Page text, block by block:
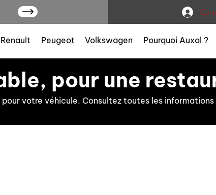
Renault Peugeot Volkswagen Pourquoi Auxal ?
pour une
pour votre véhicule. Consultez toutes les